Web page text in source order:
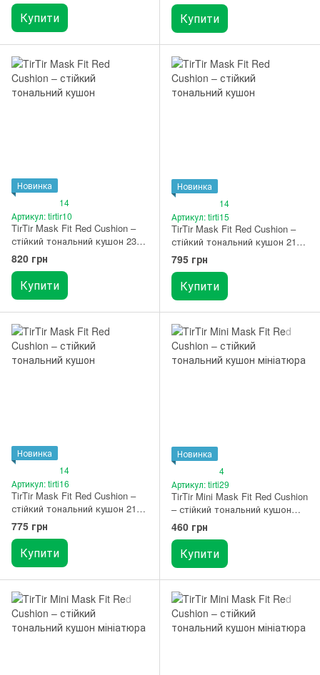
Купити Купити
Новинка
14
Артикул: tirtir10
TirTir Mask Fit Red Cushion –
стійкий тональний кушон 23N
Sand
820 грн
Купити
Новинка
14
Артикул: tirti15
TirTir Mask Fit Red Cushion –
стійкий тональний кушон 21C
Cool Ivory
795 грн
Купити
Новинка
14
Артикул: tirti16
TirTir Mask Fit Red Cushion –
стійкий тональний кушон 21W
Natural Ivory
775 грн
Купити
Новинка
4
Артикул: tirti29
TirTir Mini Mask Fit Red Cushion
– стійкий тональний кушон
мініатюра 21N Ivory
460 грн
Купити